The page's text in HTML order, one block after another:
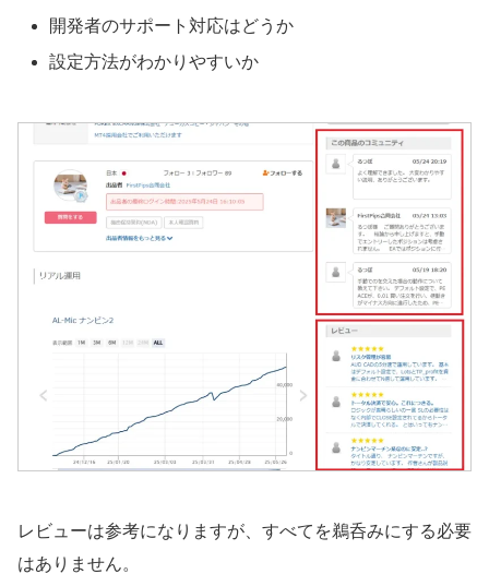
開発者のサポート対応はどうか
設定方法がわかりやすいか
レビューは参考になりますが、すべてを鵜呑みにする必要
はありません。